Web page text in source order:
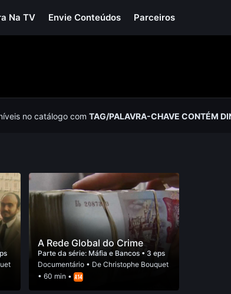
Na TV Envie Conteúdos Parceiros
no catálogo comTAG/PALAVRA-CHAVE CONTÉM
A Rede Global do Crime
Parte da série: Máfia e Bancos • 3 eps
Documentário • DeChristophe Bouquet
• 60 min •